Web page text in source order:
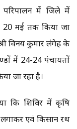
परिपालन में जिले में
मई तक किया जा
विनय कुमार लंगेह के
में 24-24 पंचायतों
जा रहा है।
कि शिविर में कृषि
लगाकर एवं किसान रथ